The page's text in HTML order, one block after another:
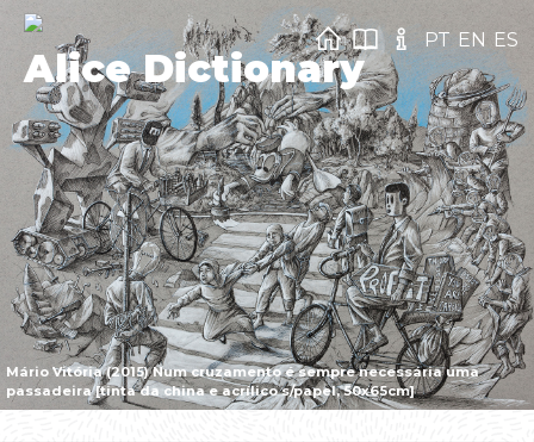
Mário Vitória (2015) Num cruzamento é sempre necessária uma
passadeira [tinta da china e acrílico s/papel, 50x65cm]
Alice Dictionary
PT EN ES